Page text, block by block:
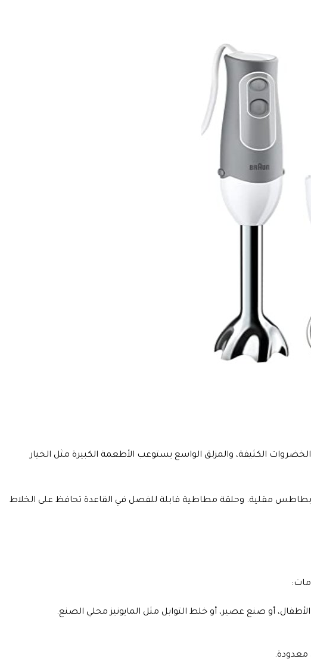
الكثيفة، والمزلق الواسع يستوعب الأطعمة الكبيرة مثل الخيار
للفرم الخاص بالقطعة الخشنة أو الناعمة، 1 ملحق للتقطيع، 1 ملحق جوليان، 1 شفرة تقطيع كبيرة، و 1 قرص بطاطس مقلية. وحلقة مطاطية قابلة للفصل في القاعدة تحافظ على الخلاط
معدودة.